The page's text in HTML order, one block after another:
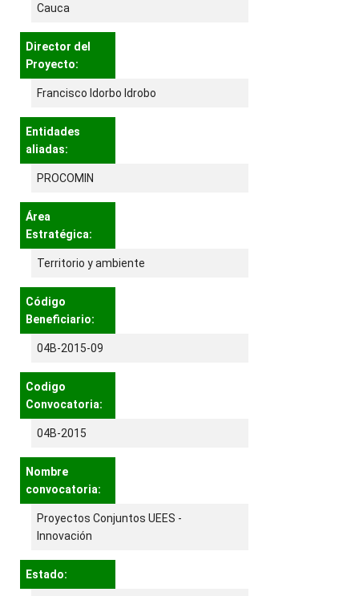
Cauca
Director del
Proyecto:
Francisco Idorbo Idrobo
Entidades
aliadas:
PROCOMIN
Área
Estratégica:
Territorio y ambiente
Código
Beneficiario:
04B-2015-09
Codigo
Convocatoria:
04B-2015
Nombre
convocatoria:
Proyectos Conjuntos UEES -
Innovación
Estado: